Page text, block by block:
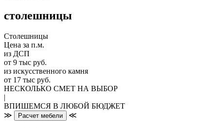
столешницы
Столешницы
Цена за п.м.
из ДСП
от 9 тыс руб.
из искусственного камня
от 17 тыс руб.
НЕСКОЛЬКО СМЕТ НА ВЫБОР
|
ВПИШЕМСЯ В ЛЮБОЙ БЮДЖЕТ
≫
Расчет мебели ≪